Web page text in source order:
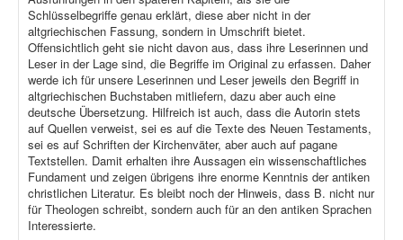
Schlüsselbegriffe genau erklärt, diese aber nicht in der
altgriechischen Fassung, sondern in Umschrift bietet.
Offensichtlich geht sie nicht davon aus, dass ihre Leserinnen und
Leser in der Lage sind, die Begriffe im Original zu erfassen. Daher
werde ich für unsere Leserinnen und Leser jeweils den Begriff in
altgriechischen Buchstaben mitliefern, dazu aber auch eine
deutsche Übersetzung. Hilfreich ist auch, dass die Autorin stets
auf Quellen verweist, sei es auf die Texte des Neuen Testaments,
sei es auf Schriften der Kirchenväter, aber auch auf pagane
Textstellen. Damit erhalten ihre Aussagen ein wissenschaftliches
Fundament und zeigen übrigens ihre enorme Kenntnis der antiken
christlichen Literatur. Es bleibt noch der Hinweis, dass B. nicht nur
für Theologen schreibt, sondern auch für an den antiken Sprachen
Interessierte.